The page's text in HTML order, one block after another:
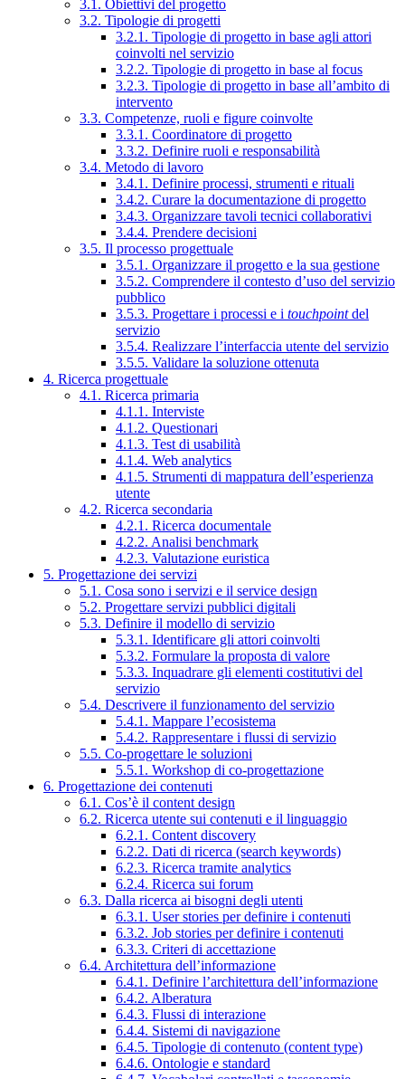
3.1. Obiettivi del progetto
3.2. Tipologie di progetti
3.2.1. Tipologie di progetto in base agli attori
coinvolti nel servizio
3.2.2. Tipologie di progetto in base al focus
3.2.3. Tipologie di progetto in base all’ambito di
intervento
3.3. Competenze, ruoli e figure coinvolte
3.3.1. Coordinatore di progetto
3.3.2. Definire ruoli e responsabilità
3.4. Metodo di lavoro
3.4.1. Definire processi, strumenti e rituali
3.4.2. Curare la documentazione di progetto
3.4.3. Organizzare tavoli tecnici collaborativi
3.4.4. Prendere decisioni
3.5. Il processo progettuale
3.5.1. Organizzare il progetto e la sua gestione
3.5.2. Comprendere il contesto d’uso del servizio
pubblico
3.5.3. Progettare i processi e i touchpointdel
servizio
3.5.4. Realizzare l’interfaccia utente del servizio
3.5.5. Validare la soluzione ottenuta
4. Ricerca progettuale
4.1. Ricerca primaria
4.1.1. Interviste
4.1.2. Questionari
4.1.3. Test di usabilità
4.1.4. Web analytics
4.1.5. Strumenti di mappatura dell’esperienza
utente
4.2. Ricerca secondaria
4.2.1. Ricerca documentale
4.2.2. Analisi benchmark
4.2.3. Valutazione euristica
5. Progettazione dei servizi
5.1. Cosa sono i servizi e il service design
5.2. Progettare servizi pubblici digitali
5.3. Definire il modello di servizio
5.3.1. Identificare gli attori coinvolti
5.3.2. Formulare la proposta di valore
5.3.3. Inquadrare gli elementi costitutivi del
servizio
5.4. Descrivere il funzionamento del servizio
5.4.1. Mappare l’ecosistema
5.4.2. Rappresentare i flussi di servizio
5.5. Co-progettare le soluzioni
5.5.1. Workshop di co-progettazione
6. Progettazione dei contenuti
6.1. Cos’è il content design
6.2. Ricerca utente sui contenuti e il linguaggio
6.2.1. Content discovery
6.2.2. Dati di ricerca (search keywords)
6.2.3. Ricerca tramite analytics
6.2.4. Ricerca sui forum
6.3. Dalla ricerca ai bisogni degli utenti
6.3.1. User stories per definire i contenuti
6.3.2. Job stories per definire i contenuti
6.3.3. Criteri di accettazione
6.4. Architettura dell’informazione
6.4.1. Definire l’architettura dell’informazione
6.4.2. Alberatura
6.4.3. Flussi di interazione
6.4.4. Sistemi di navigazione
6.4.5. Tipologie di contenuto (content type)
6.4.6. Ontologie e standard